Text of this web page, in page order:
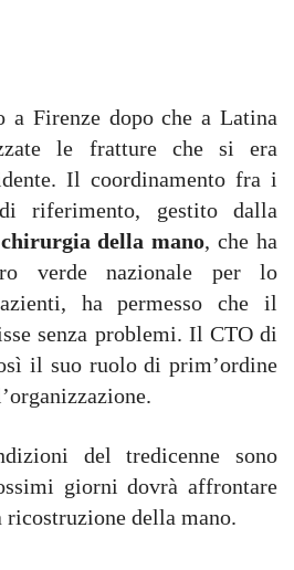
a Firenze dopo che a Latina
le fratture che si era
Il coordinamento fra i
riferimento, gestito dalla
della mano, che ha
verde nazionale per lo
ha permesso che il
senza problemi. Il CTO di
il suo ruolo di prim’ordine
del tredicenne sono
giorni dovrà affrontare
della mano.